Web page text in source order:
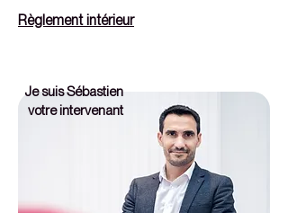
Règlement intérieur
Je suis Sébastien
votre intervenant